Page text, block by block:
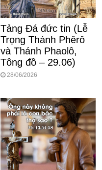
Tảng Đá đức tin (Lễ
Trọng Thánh Phêrô
và Thánh Phaolô,
Tông đồ – 29.06)
28/06/2026